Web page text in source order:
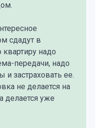
сдадут в
квартиру надо
передачи, надо
и застраховать ее.
не делается на
делается уже